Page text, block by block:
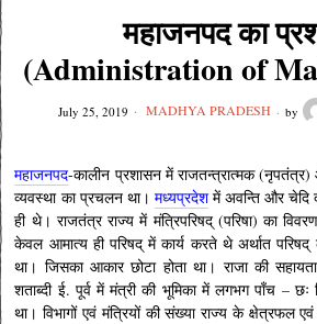
महाजनपद का
(Administration of
July 25, 2019 MADHYA PRADESH by
महाजनपद-कालीन प्रशासन में राजतन्त्रात्मक (नृपतंत्र)
व्यवस्था का प्रचलन था। मध्यप्रदेशमें अवन्ति और चेदि
ही थे। राजतंत्र राज्य में मंत्रिपरिषद् (परिषा) का
केवल आमात्य ही परिषद् में कार्य करते थे अर्थात परिषद्
था। जिसका आकार छोटा होता था। राजा की
शताब्दी ई. पूर्व में मंत्री की भूमिका में लगभग पाँच – छः
था। विभागों एवं मंत्रियों की संख्या राज्य के